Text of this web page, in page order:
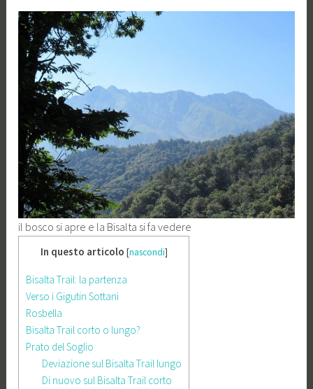
il bosco si apre e la Bisalta si fa vedere
In questo articolo [nascondi]
Bisalta Trail: la partenza
Verso i Gigutin Sottani
Rosbella
Bisalta Trail corto o lungo?
Prato del Soglio
Deviazione sul Bisalta Trail lungo
Di nuovo sul Bisalta Trail corto